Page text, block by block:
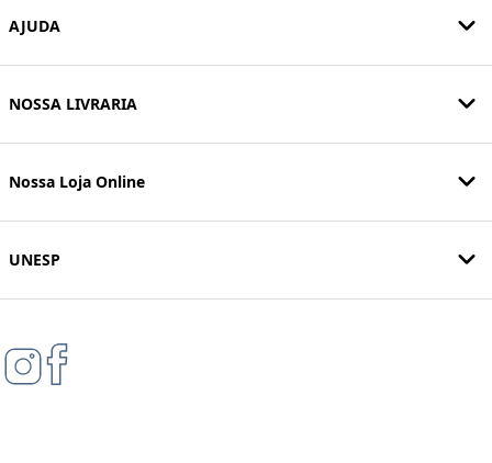
AJUDA
NOSSA LIVRARIA
Nossa Loja Online
UNESP